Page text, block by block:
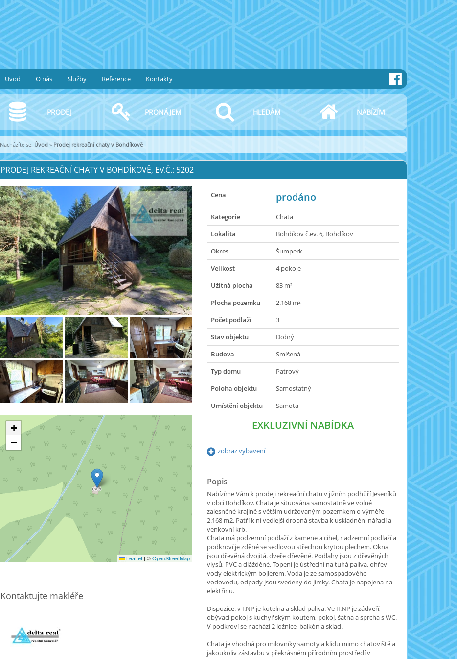
Úvod O nás Služby Reference Kontakty
PRODEJ PRONÁJEM HLEDÁM NABÍZÍM
Nacházíte se: Úvod » Prodej rekreační chaty v Bohdíkově
PRODEJ REKREAČNÍ CHATY V BOHDÍKOVĚ, EV.Č.: 5202
+
−
Leaflet | ©OpenStreetMap
Kontaktujte makléře
Cena prodáno
Kategorie
Chata
Lokalita
Bohdíkov č.ev. 6, Bohdíkov
Okres
Šumperk
Velikost
4 pokoje
Užitná plocha
83 m²
Plocha pozemku
2.168 m²
Počet podlaží
3
Stav objektu
Dobrý
Budova
Smíšená
Typ domu
Patrový
Poloha objektu
Samostatný
Umístění objektu
Samota
EXKLUZIVNÍ NABÍDKA
zobraz vybavení
Popis
Nabízíme Vám k prodeji rekreační chatu v jižním podhůří Jeseníků
v obci Bohdíkov. Chata je situována samostatně ve volné
zalesněné krajině s větším udržovaným pozemkem o výměře
2.168 m2. Patří k ní vedlejší drobná stavba k uskladnění nářadí a
venkovní krb.
Chata má podzemní podlaží z kamene a cihel, nadzemní podlaží a
podkroví je zděné se sedlovou střechou krytou plechem. Okna
jsou dřevěná dvojitá, dveře dřevěné. Podlahy jsou z dřevěných
vlysů, PVC a dlážděné. Topení je ústřední na tuhá paliva, ohřev
vody elektrickým bojlerem. Voda je ze samospádového
vodovodu, odpady jsou svedeny do jímky. Chata je napojena na
elektřinu.
Dispozice: v I.NP je kotelna a sklad paliva. Ve II.NP je zádveří,
obývací pokoj s kuchyňským koutem, pokoj, šatna a sprcha s WC.
V podkroví se nachází 2 ložnice, balkón a sklad.
Chata je vhodná pro milovníky samoty a klidu mimo chatoviště a
jakoukoliv zástavbu v překrásném přírodním prostředí v